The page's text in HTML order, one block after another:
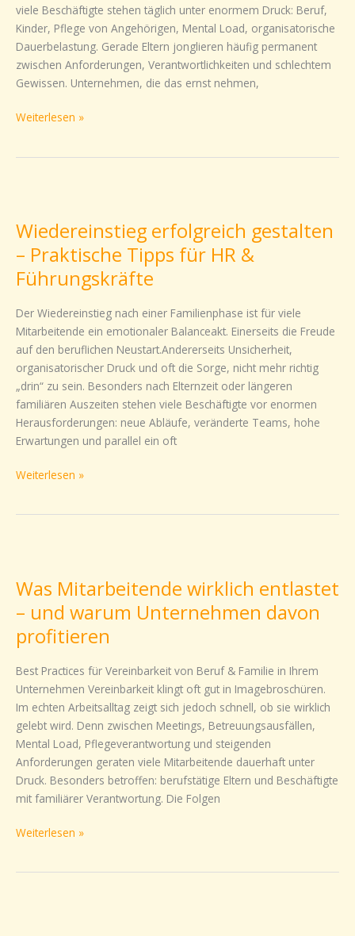
viele Beschäftigte stehen täglich unter enormem Druck: Beruf,
Kinder, Pflege von Angehörigen, Mental Load, organisatorische
Dauerbelastung. Gerade Eltern jonglieren häufig permanent
zwischen Anforderungen, Verantwortlichkeiten und schlechtem
Gewissen. Unternehmen, die das ernst nehmen,
Weiterlesen »
Wiedereinstieg erfolgreich gestalten
– Praktische Tipps für HR &
Führungskräfte
Der Wiedereinstieg nach einer Familienphase ist für viele
Mitarbeitende ein emotionaler Balanceakt. Einerseits die Freude
auf den beruflichen Neustart.Andererseits Unsicherheit,
organisatorischer Druck und oft die Sorge, nicht mehr richtig
„drin“ zu sein. Besonders nach Elternzeit oder längeren
familiären Auszeiten stehen viele Beschäftigte vor enormen
Herausforderungen: neue Abläufe, veränderte Teams, hohe
Erwartungen und parallel ein oft
gestalten
Praktische
Tipps
HR
&
Führungskräfte
Weiterlesen »
Was Mitarbeitende wirklich entlastet
– und warum Unternehmen davon
profitieren
Best Practices für Vereinbarkeit von Beruf & Familie in Ihrem
Unternehmen Vereinbarkeit klingt oft gut in Imagebroschüren.
Im echten Arbeitsalltag zeigt sich jedoch schnell, ob sie wirklich
gelebt wird. Denn zwischen Meetings, Betreuungsausfällen,
Mental Load, Pflegeverantwortung und steigenden
Anforderungen geraten viele Mitarbeitende dauerhaft unter
Druck. Besonders betroffen: berufstätige Eltern und Beschäftigte
mit familiärer Verantwortung. Die Folgen
wirklich
und
Unternehmen
davon
profitieren
Weiterlesen »